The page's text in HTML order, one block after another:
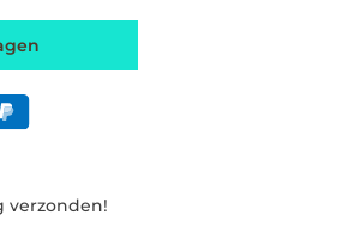
verzonden!